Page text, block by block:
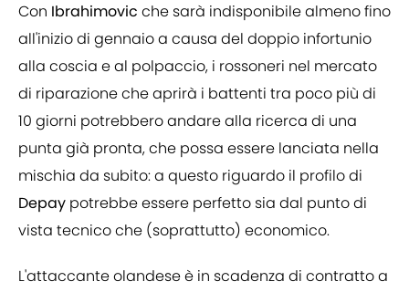
Con Ibrahimovic che sarà indisponibile almeno fino
all'inizio di gennaio a causa del doppio infortunio
alla coscia e al polpaccio, i rossoneri nel mercato
di riparazione che aprirà i battenti tra poco più di
10 giorni potrebbero andare alla ricerca di una
punta già pronta, che possa essere lanciata nella
mischia da subito: a questo riguardo il profilo di
Depay potrebbe essere perfetto sia dal punto di
vista tecnico che (soprattutto) economico.
L'attaccante olandese è in scadenza di contratto a